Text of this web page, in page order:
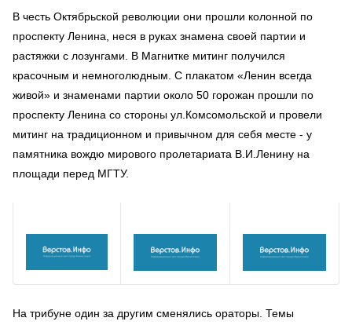
В честь Октябрьской революции они прошли колонной по
проспекту Ленина, неся в руках знамена своей партии и
растяжки с лозунгами. В Магнитке митинг получился
красочным и немноголюдным. С плакатом «Ленин всегда
живой» и знаменами партии около 50 горожан прошли по
проспекту Ленина со стороны ул.Комсомольской и провели
митинг на традиционном и привычном для себя месте - у
памятника вождю мирового пролетариата В.И.Ленину на
площади перед МГТУ.
На трибуне один за другим сменялись ораторы. Темы